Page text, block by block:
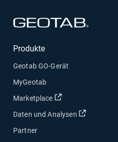
Produkte
Geotab GO-Gerät
MyGeotab
Marketplace
In neuem Fenster
Daten und Analysen In neuem
Partner